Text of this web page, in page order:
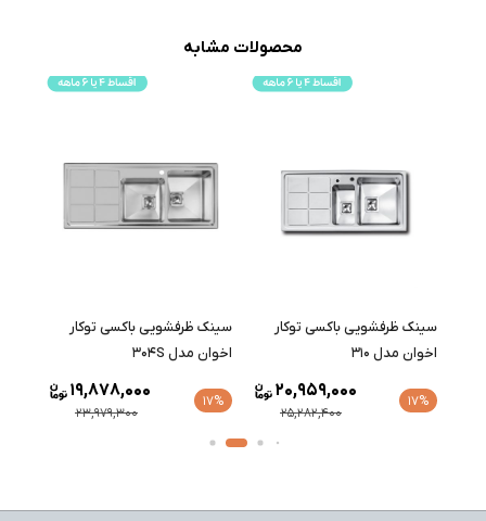
محصولات مشابه
سینک ظرفشویی باکسی توکار
اخوان مدل 310
17%
25,282,400
20,959,000
سینک ظرفشویی باکسی توکار
اخوان مدل 304S
17%
23,979,300
19,878,000